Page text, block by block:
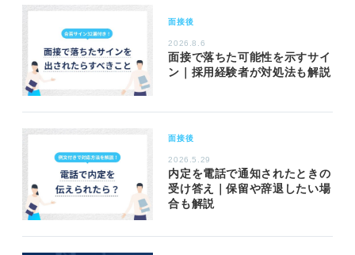
面接後
2026.8.6
面接で落ちた可能性を示すサイ
ン｜採用経験者が対処法も解説
面接後
2026.5.29
内定を電話で通知されたときの
受け答え｜保留や辞退したい場
合も解説